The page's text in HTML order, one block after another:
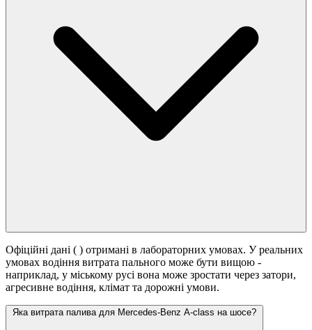
Офіційні дані ( ) отримані в лабораторних умовах. У реальних
умовах водіння витрата пального може бути вищою -
наприклад, у міському русі вона може зростати через затори,
агресивне водіння, клімат та дорожні умови.
Яка витрата палива для Mercedes-Benz A-class на шосе?